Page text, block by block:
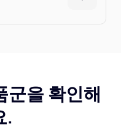
군을 확인해
.